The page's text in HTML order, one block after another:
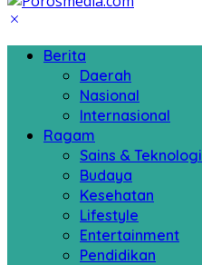
Berita
Daerah
Nasional
Internasional
Ragam
Sains & Teknologi
Budaya
Kesehatan
Lifestyle
Entertainment
Pendidikan